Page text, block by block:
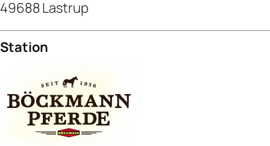
49688 Lastrup
Station